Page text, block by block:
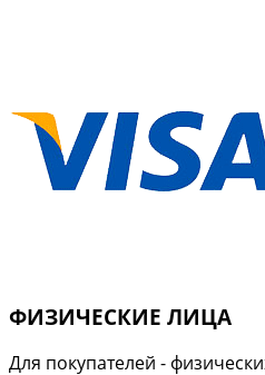
ФИЗИЧЕСКИЕ ЛИЦА
Для покупателей -